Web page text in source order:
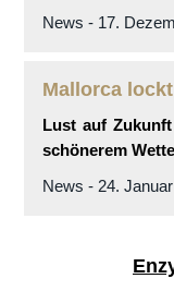
News - 17.
Mallorca
Lust auf
schönerem
News - 24.